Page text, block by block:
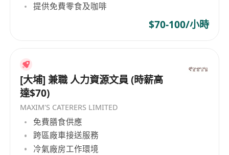
提供免費零食及咖啡
$70-100/小時
[大埔] 兼職 人力資源文員 (時薪高
達$70)
MAXIM'S CATERERS LIMITED
免費膳食供應
跨區廠車接送服務
冷氣廠房工作環境